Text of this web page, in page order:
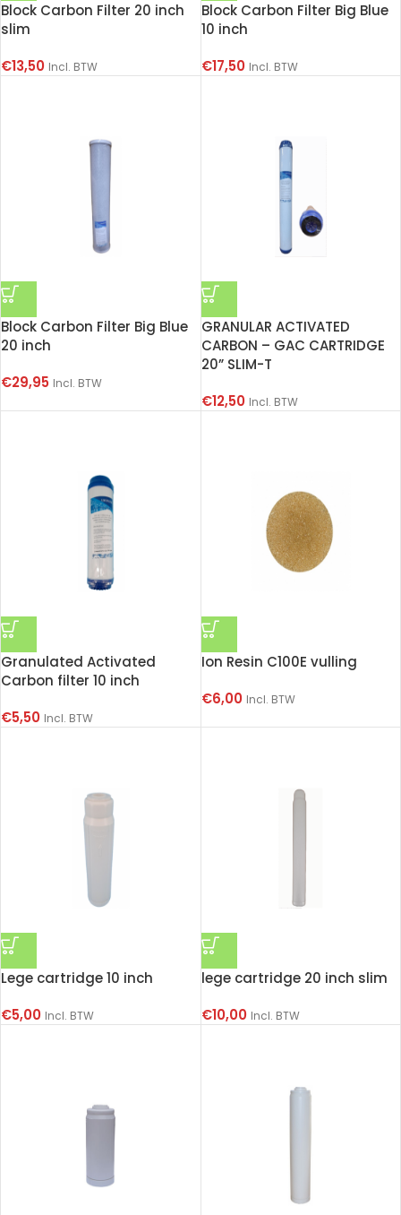
Block Carbon Filter 20 inch
slim
€13,50 Incl. BTW
Block Carbon Filter Big Blue
10 inch
€17,50 Incl. BTW
Block Carbon Filter Big Blue
20 inch
€29,95 Incl. BTW
GRANULAR ACTIVATED
CARBON – GAC CARTRIDGE
20” SLIM-T
€12,50 Incl. BTW
Granulated Activated
Carbon filter 10 inch
€5,50 Incl. BTW
Ion Resin C100E vulling
€6,00 Incl. BTW
Lege cartridge 10 inch
€5,00 Incl. BTW
lege cartridge 20 inch slim
€10,00 Incl. BTW